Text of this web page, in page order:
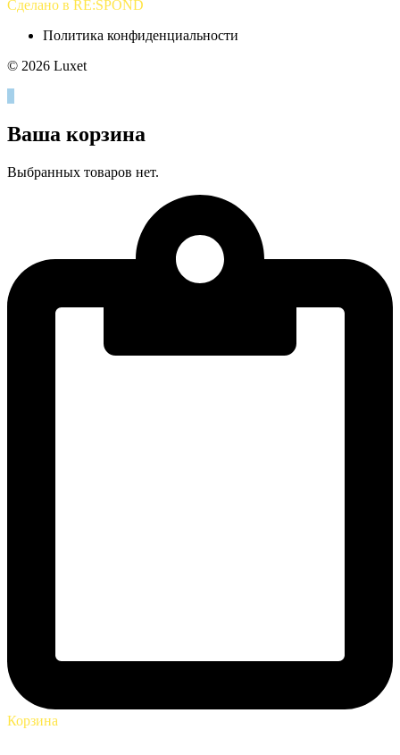
Сделано в RE:SPOND
Политика конфиденциальности
© 2026 Luxet
Ваша корзина
Выбранных товаров нет.
Корзина